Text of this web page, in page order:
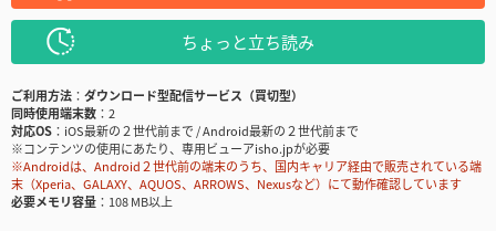
ちょっと立ち読み
ご利用方法
ダウンロード型配信サービス（買切型）
同時使用端末数
2
対応OS
iOS最新の２世代前まで / Android最新の２世代前まで
※コンテンツの使用にあたり、専用ビューアisho.jpが必要
※Androidは、Android２世代前の端末のうち、国内キャリア経由で販売されている端
末（Xperia、GALAXY、AQUOS、ARROWS、Nexusなど）にて動作確認しています
必要メモリ容量
108 MB以上